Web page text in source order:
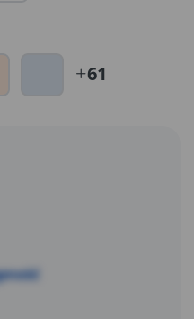
rygorystyczne,
Lotnych Związków
61